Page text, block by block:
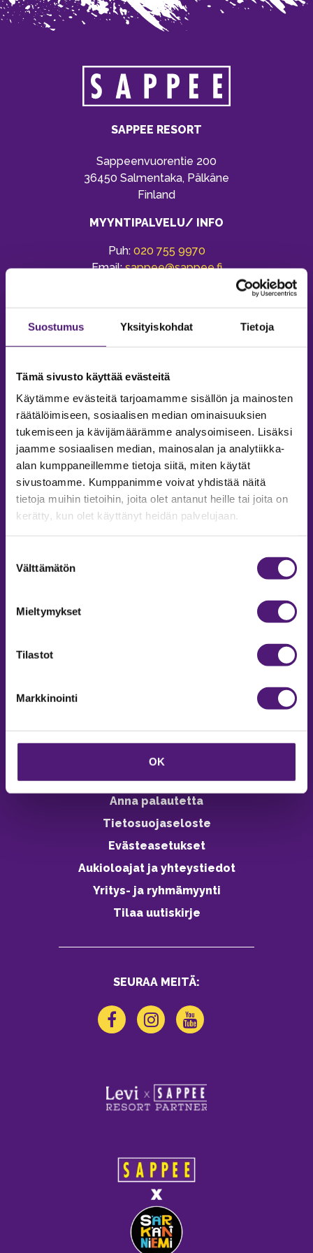
Suostumus Yksityiskohdat Tietoja
Tämä sivusto käyttää evästeitä
Käytämme evästeitä tarjoamamme sisällön ja mainosten
räätälöimiseen, sosiaalisen median ominaisuuksien
tukemiseen ja kävijämäärämme analysoimiseen. Lisäksi
jaamme sosiaalisen median, mainosalan ja analytiikka-
alan kumppaneillemme tietoja siitä, miten käytät
sivustoamme. Kumppanimme voivat yhdistää näitä
tietoja muihin tietoihin, joita olet antanut heille tai joita on
kerätty, kun olet käyttänyt heidän palvelujaan.
valinta
Välttämätön
Mieltymykset
Tilastot
Markkinointi
OK
SAPPEE RESORT
Sappeenvuorentie 200
36450 Salmentaka, Pälkäne
Finland
MYYNTIPALVELU/ INFO
Puh: 020 755 9970
Email:sappee@sappee.fi
MAJOITUS
Tiedustelut & Varaukset
Vastuullisuus
Ympäristöohjelma
Avoimet työpaikat
Anna palautetta
Tietosuojaseloste
Evästeasetukset
Aukioloajat ja yhteystiedot
Yritys- ja ryhmämyynti
Tilaa uutiskirje
SEURAA MEITÄ: